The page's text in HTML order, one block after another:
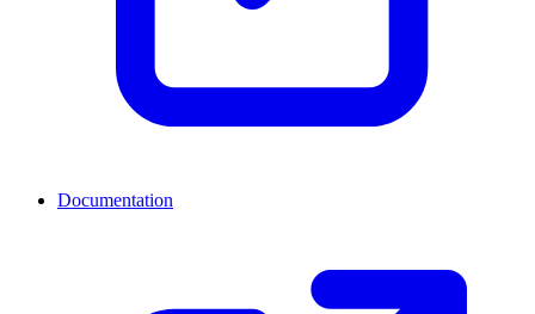
Documentation